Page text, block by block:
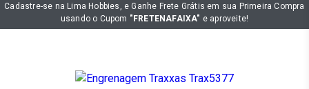
Cadastre-se na Lima Hobbies, e Ganhe Frete Grátis em sua Primeira Compra
usando o Cupom "FRETENAFAIXA" e aproveite!